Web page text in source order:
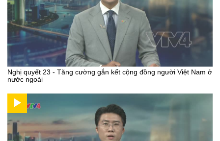
Nghị quyết 23 - Tăng cường gắn kết cộng đồng người Việt Nam ở
nước ngoài